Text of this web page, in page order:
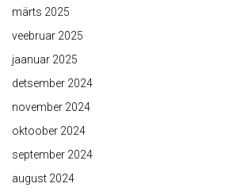
märts 2025
veebruar 2025
jaanuar 2025
detsember 2024
november 2024
oktoober 2024
september 2024
august 2024